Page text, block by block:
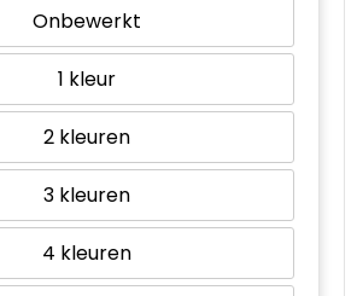
Onbewerkt
1
2
3
4